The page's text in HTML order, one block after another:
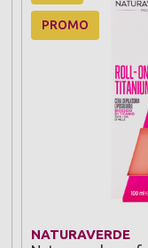
PROMO
NATURAVERDE